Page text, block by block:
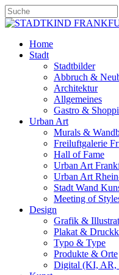
Skip
to
content
Close
search
Menu
Home
Stadt
Stadtbilder
Abbruch &
Architektur
Allgemeines
Gastro &
Urban Art
Murals &
Freiluftgalerie
Hall of Fame
Urban Art
Urban Art
Stadt Wand
Meeting of
Design
Grafik &
Plakat &
Typo & Type
Produkte & Orte
Digital (KI, AR,